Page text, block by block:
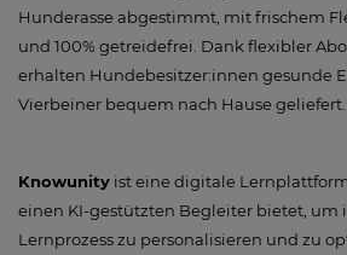
Hunderasse abgestimmt, mit frischem
und 100% getreidefrei. Dank flexibler
erhalten Hundebesitzer:innen gesunde
Vierbeiner bequem nach Hause geliefert.
Knowunity ist eine digitale
einen KI-gestützten Begleiter bietet,
Lernprozess zu personalisieren und zu